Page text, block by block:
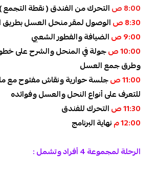
8:00 ص
التحرك من الفندق ( نقطة التجمع )
8:30 ص
الوصول لمقر منحل العسل بطريق
9:00 ص
الضيافة والفطور الشعبي
10:00 ص
جولة في المنحل والشرح على
وطرق جمع العسل
11:00 ص
جلسة حوارية ونقاش مفتوح مع
للتعرف على أنواع النحل والعسل وفوائده
11:30 ص
التحرك للفندق
12:00 م
نهاية البرنامج
الرحلة لمجموعة 4 أفراد وتشمل :